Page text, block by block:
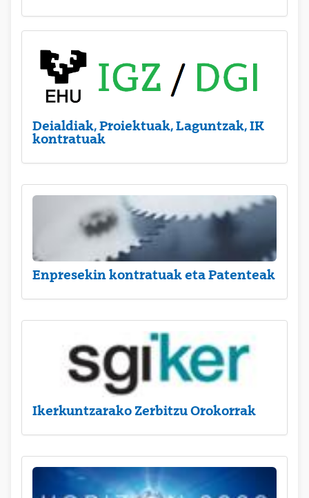
Deialdiak, Proiektuak, Laguntzak, IK
kontratuak
Enpresekin kontratuak eta Patenteak
Ikerkuntzarako Zerbitzu Orokorrak